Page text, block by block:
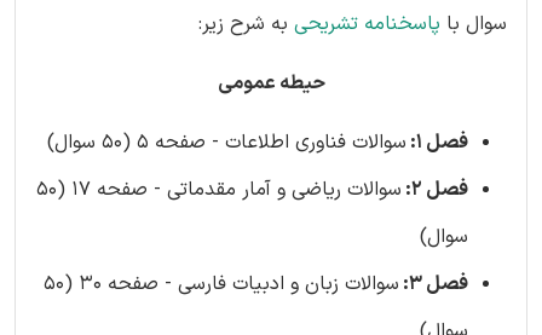
سوال با پاسخنامه تشریحی به شرح زیر:
حیطه عمومی
فصل 1:
سوالات فناوری اطلاعات - صفحه 5 (50 سوال)
فصل 2:
سوالات ریاضی و آمار مقدماتی - صفحه 17 (50
سوال)
فصل 3:
سوالات زبان و ادبیات فارسی - صفحه 30 (50